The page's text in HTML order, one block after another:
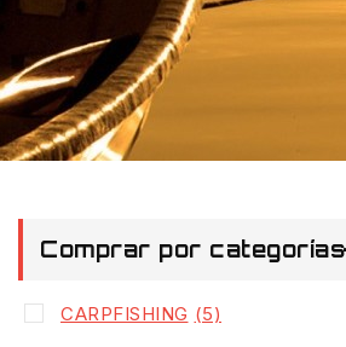
Comprar por categorías
CARPFISHING (5)